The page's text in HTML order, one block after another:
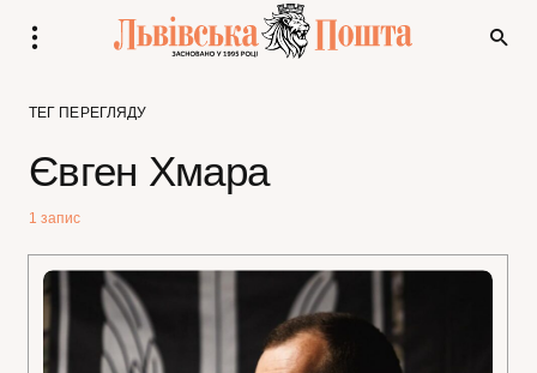
ТЕГ ПЕРЕГЛЯДУ
Євген Хмара
1 запис